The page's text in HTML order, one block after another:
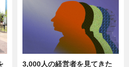
3,000人の経営者を見てきた